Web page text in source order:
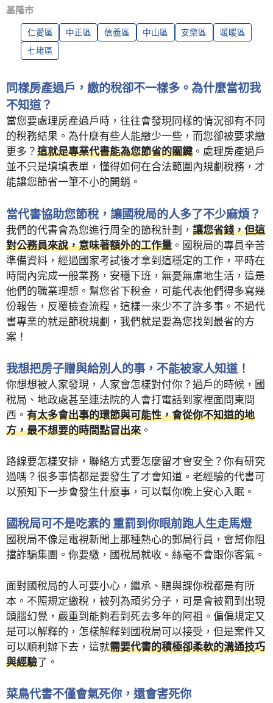
基隆市
仁愛區 中正區 信義區 中山區 安樂區
暖暖區
七堵區
同樣房產過戶，繳的稅卻不一樣多。為什麼當初我
不知道？
當您要處理房產過戶時，往往會發現同樣的情況卻有不同
的稅務結果。為什麼有些人能繳少一些，而您卻被要求繳
更多？ 這就是專業代書能為您節省的關鍵 。處理房產過戶
並不只是填填表單，懂得如何在合法範圍內規劃稅務，才
能讓您節省一筆不小的開銷。
當代書協助您節稅，讓國稅局的人多了不少麻煩？
我們的代書會為您進行周全的節稅計劃， 讓您省錢，但這
對公務員來說，意味著額外的工作量 。國稅局的專員辛苦
準備資料，經過國家考試後才拿到這穩定的工作，平時在
時間內完成一般業務，安穩下班，無憂無慮地生活，這是
他們的職業理想。幫您省下稅金，可能代表他們得多寫幾
份報告，反覆檢查流程，這樣一來少不了許多事。不過代
書專業的就是節稅規劃，我們就是要為您找到最省的方
案！
我想把房子贈與給別人的事，不能被家人知道！
你想想被人家發現，人家會怎樣對付你？過戶的時候，國
稅局、地政處甚至連法院的人會打電話到家裡面問東問
西。 有太多會出事的環節與可能性，會從你不知道的地
方，最不想要的時間點冒出來 。
路線要怎樣安排，聯絡方式要怎麼留才會安全？你有研究
過嗎？很多事情都是要發生了才會知道。老經驗的代書可
以預知下一步會發生什麼事，可以幫你晚上安心入眠。
國稅局可不是吃素的 重罰到你眼前跑人生走馬燈
國稅局不像是電視新聞上那種熱心的郵局行員，會幫你阻
擋詐騙集團。你要繳，國稅局就收。絲毫不會跟你客氣。
面對國稅局的人可要小心，繼承、贈與課你稅都是有所
本。不照規定繳稅，被列為頑劣分子，可是會被罰到出現
頭腦幻覺，嚴重到能夠看到死去多年的阿祖。偏偏規定又
是可以解釋的，怎樣解釋到國稅局可以接受，但是案件又
可以順利辦下去，這就需要代書的積極卻柔軟的溝通技巧
與經驗了。
菜鳥代書不僅會氣死你，還會害死你